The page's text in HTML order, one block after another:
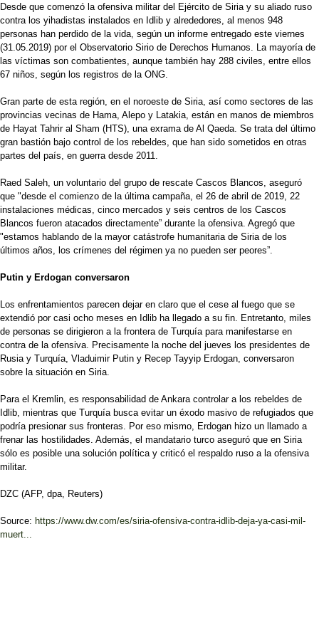
Desde que comenzó la ofensiva militar del Ejército de Siria y su aliado ruso
contra los yihadistas instalados en Idlib y alrededores, al menos 948
personas han perdido de la vida, según un informe entregado este viernes
(31.05.2019) por el Observatorio Sirio de Derechos Humanos. La mayoría de
las víctimas son combatientes, aunque también hay 288 civiles, entre ellos
67 niños, según los registros de la ONG.
Gran parte de esta región, en el noroeste de Siria, así como sectores de las
provincias vecinas de Hama, Alepo y Latakia, están en manos de miembros
de Hayat Tahrir al Sham (HTS), una exrama de Al Qaeda. Se trata del último
gran bastión bajo control de los rebeldes, que han sido sometidos en otras
partes del país, en guerra desde 2011.
Raed Saleh, un voluntario del grupo de rescate Cascos Blancos, aseguró
que "desde el comienzo de la última campaña, el 26 de abril de 2019, 22
instalaciones médicas, cinco mercados y seis centros de los Cascos
Blancos fueron atacados directamente” durante la ofensiva. Agregó que
"estamos hablando de la mayor catástrofe humanitaria de Siria de los
últimos años, los crímenes del régimen ya no pueden ser peores”.
Putin y Erdogan conversaron
Los enfrentamientos parecen dejar en claro que el cese al fuego que se
extendió por casi ocho meses en Idlib ha llegado a su fin. Entretanto, miles
de personas se dirigieron a la frontera de Turquía para manifestarse en
contra de la ofensiva. Precisamente la noche del jueves los presidentes de
Rusia y Turquía, Vladuimir Putin y Recep Tayyip Erdogan, conversaron
sobre la situación en Siria.
Para el Kremlin, es responsabilidad de Ankara controlar a los rebeldes de
Idlib, mientras que Turquía busca evitar un éxodo masivo de refugiados que
podría presionar sus fronteras. Por eso mismo, Erdogan hizo un llamado a
frenar las hostilidades. Además, el mandatario turco aseguró que en Siria
sólo es posible una solución política y criticó el respaldo ruso a la ofensiva
militar.
DZC (AFP, dpa, Reuters)
Source: https://www.dw.com/es/siria-ofensiva-contra-idlib-deja-ya-casi-mil-
muert...